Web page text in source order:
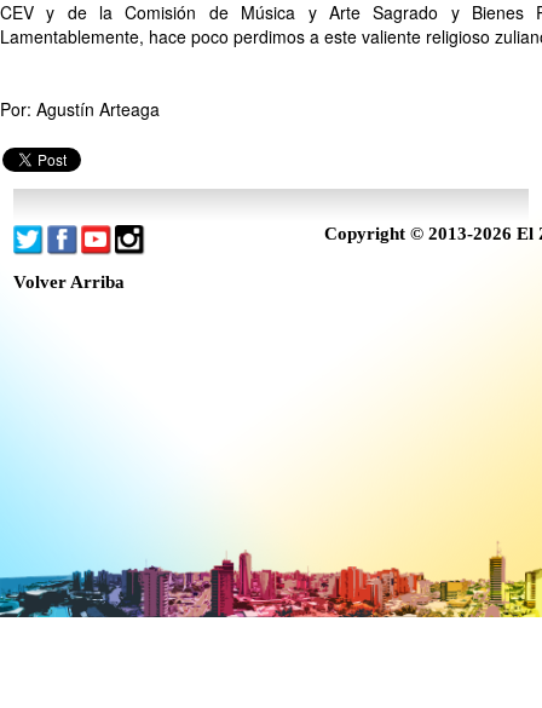
CEV y de la Comisión de Música y Arte Sagrado y Bienes
Lamentablemente, hace poco perdimos a este valiente religioso
Por: Agustín Arteaga
Copyright © 2013-2026 El
Volver Arriba